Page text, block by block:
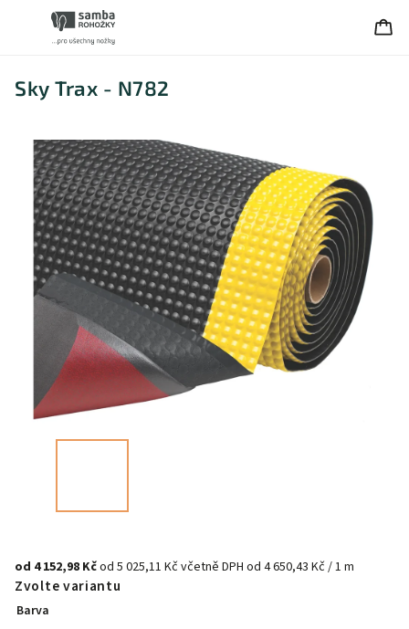
Sky Trax - N782
od 4 152,98 Kčod 5 025,11 Kčvčetně DPH od 4 650,43 Kč / 1 m
Zvolte variantu
Barva